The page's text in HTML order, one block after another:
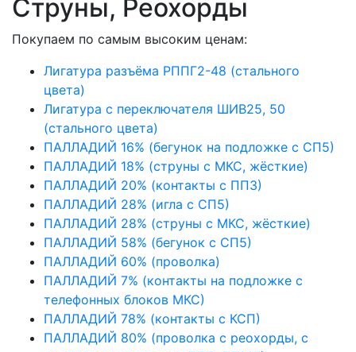
Струны, Реохорды
Покупаем по самым высоким ценам:
Лигатура разъёма РППГ2-48 (стального
цвета)
Лигатура с переключателя ШИВ25, 50
(стального цвета)
ПАЛЛАДИЙ 16% (бегунок на подложке с СП5)
ПАЛЛАДИЙ 18% (струны с МКС, жёсткие)
ПАЛЛАДИЙ 20% (контакты с ПП3)
ПАЛЛАДИЙ 28% (игла с СП5)
ПАЛЛАДИЙ 28% (струны с МКС, жёсткие)
ПАЛЛАДИЙ 58% (бегунок с СП5)
ПАЛЛАДИЙ 60% (проволка)
ПАЛЛАДИЙ 7% (контакты на подложке с
телефонных блоков МКС)
ПАЛЛАДИЙ 78% (контакты с КСП)
ПАЛЛАДИЙ 80% (проволка с реохорды, с